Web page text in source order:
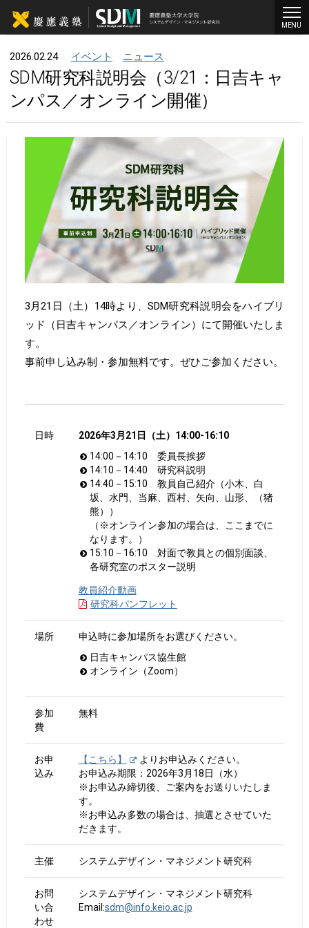
2026.02.24 イベント ニュース
SDM研究科説明会（3/21：日吉キャ
ンパス／オンライン開催）
3月21日（土）14時より、SDM研究科説明会をハイブリ
ッド（日吉キャンパス／オンライン）にて開催いたしま
す。
事前申し込み制・参加無料です。ぜひご参加ください。
日時
2026年3月21日（土）14:00-16:10
14:00－14:10 委員長挨拶
14:10－14:40 研究科説明
14:40－15:10 教員自己紹介（小木、白
坂、水門、当麻、西村、矢向、山形、（猪
熊））
（※オンライン参加の場合は、ここまでに
なります。）
15:10－16:10 対面で教員との個別面談、
各研究室のポスター説明
教員紹介動画
研究科パンフレット
場所
申込時に参加場所をお選びください。
日吉キャンパス協生館
オンライン（Zoom）
参加
費
無料
お申
込み
【こちら】
よりお申込みください。
お申込み期限：2026年3月18日（水）
※お申込み締切後、ご案内をお送りいたしま
す。
※お申込み多数の場合は、抽選とさせていた
だきます。
主催 システムデザイン・マネジメント研究科
お問
い合
わせ
システムデザイン・マネジメント研究科
Email:sdm@info.keio.ac.jp
MENU